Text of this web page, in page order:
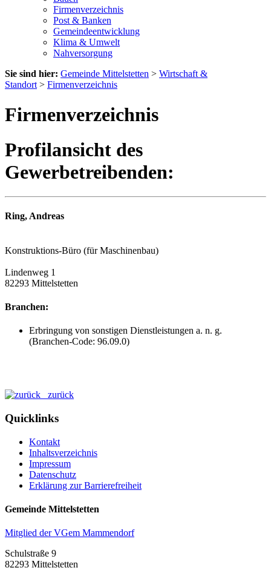
Firmenverzeichnis
Post & Banken
Gemeindeentwicklung
Klima & Umwelt
Nahversorgung
Sie sind hier: Gemeinde Mittelstetten > Wirtschaft &
Standort > Firmenverzeichnis
Firmenverzeichnis
Profilansicht des
Gewerbetreibenden:
Ring, Andreas
Konstruktions-Büro (für Maschinenbau)
Lindenweg 1
82293 Mittelstetten
Branchen:
Erbringung von sonstigen Dienstleistungen a. n. g.
(Branchen-Code: 96.09.0)
zurück
Quicklinks
Kontakt
Inhaltsverzeichnis
Impressum
Datenschutz
Erklärung zur Barrierefreiheit
Gemeinde Mittelstetten
Mitglied der VGem Mammendorf
Schulstraße 9
82293 Mittelstetten